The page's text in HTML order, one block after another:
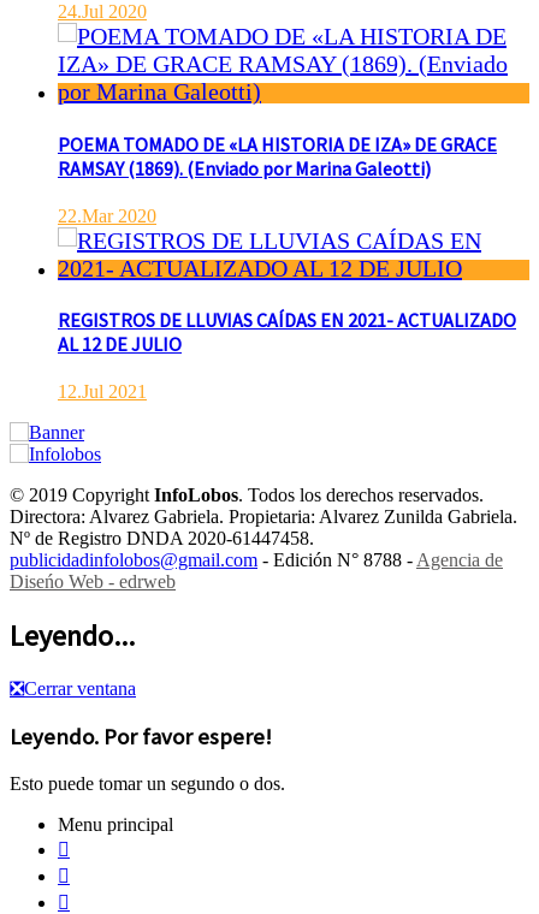
Actualidad De interés general
El equipo de Cadetes de Básquet de Athletic, se metió entre los
mejores 4 de la FEBAMBA y disputa el...
24.Jul 2020
POEMA TOMADO DE «LA HISTORIA DE IZA» DE GRACE
RAMSAY (1869). (Enviado por Marina Galeotti)
22.Mar 2020
REGISTROS DE LLUVIAS CAÍDAS EN 2021- ACTUALIZADO
AL 12 DE JULIO
12.Jul 2021
© 2019 CopyrightInfoLobos. Todos los derechos reservados.
Directora: Alvarez Gabriela. Propietaria: Alvarez Zunilda Gabriela.
Nº de Registro DNDA 2020-61447458.
publicidadinfolobos@gmail.com - Edición N° 8788 -Agencia de
Diseńo Web - edrweb
Leyendo...
❎Cerrar ventana
Leyendo. Por favor espere!
Esto puede tomar un segundo o dos.
Menu principal


